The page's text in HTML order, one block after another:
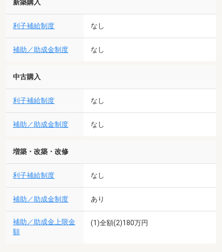
新築購入
利子補給制度 なし
補助／助成金制度 なし
中古購入
利子補給制度 なし
補助／助成金制度 なし
増築・改築・改修
利子補給制度 なし
補助／助成金制度 あり
補助／助成金上限金
額
(1)全額(2)180万円